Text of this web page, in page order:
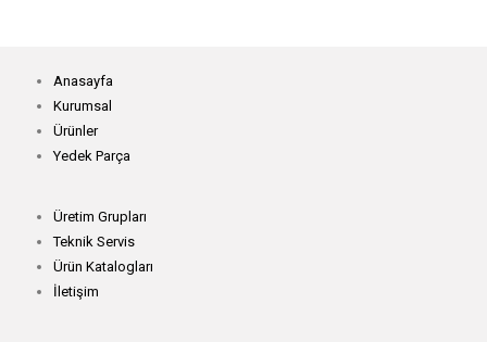
Anasayfa
Kurumsal
Ürünler
Yedek Parça
Üretim Grupları
Teknik Servis
Ürün Katalogları
İletişim